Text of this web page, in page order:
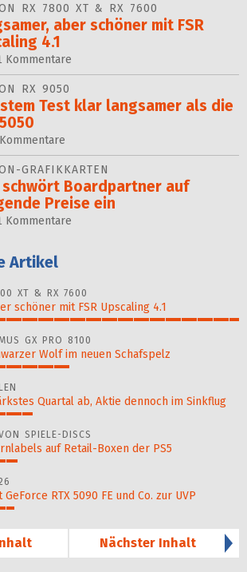
RX 7800 XT & RX 7600
aber schöner mit FSR
4.1
Kommentare
RX 9050
Test klar langsamer als die
Kommentare
GRAFIKKARTEN
schwört Boardpartner auf
Preise ein
Kommentare
Artikel
XT & RX 7600
schöner mit FSR Upscaling 4.1
GX PRO 8100
Wolf im neuen Schafspelz
Quartal ab, Aktie dennoch im Sinkflug
SPIELE-DISCS
auf Retail-Boxen der PS5
RTX 5090 FE und Co. zur UVP
Nächster Inhalt